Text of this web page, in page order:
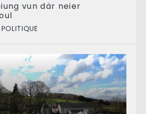
vun där neier
POLITIQUE